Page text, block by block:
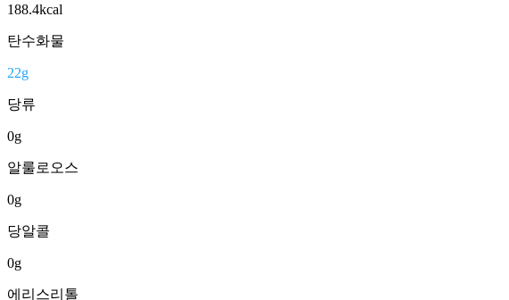
188.4kcal
탄수화물
22g
당류
0g
알룰로오스
0g
당알콜
0g
에리스리톨